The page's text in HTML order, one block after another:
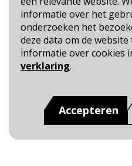
informatie over het
onderzoeken het
deze data om de
informatie over cookies
verklaring.
Accepteren
Blijf op de hoogte
Cookie- en Privacybeleid
Toegankelijkheid
Rijnmond